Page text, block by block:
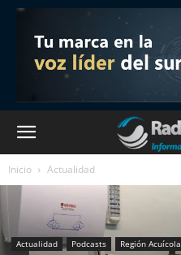
Inicio Actualidad
Actualidad Podcasts Región Acuícola